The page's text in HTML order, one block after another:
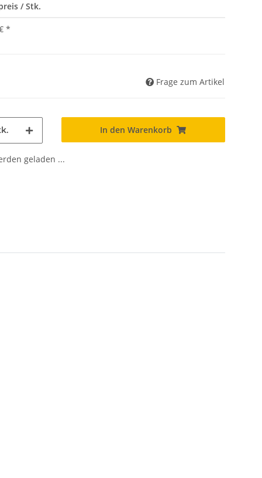
/ Stk.
*
Frage zum Artikel
In den Warenkorb
geladen ...